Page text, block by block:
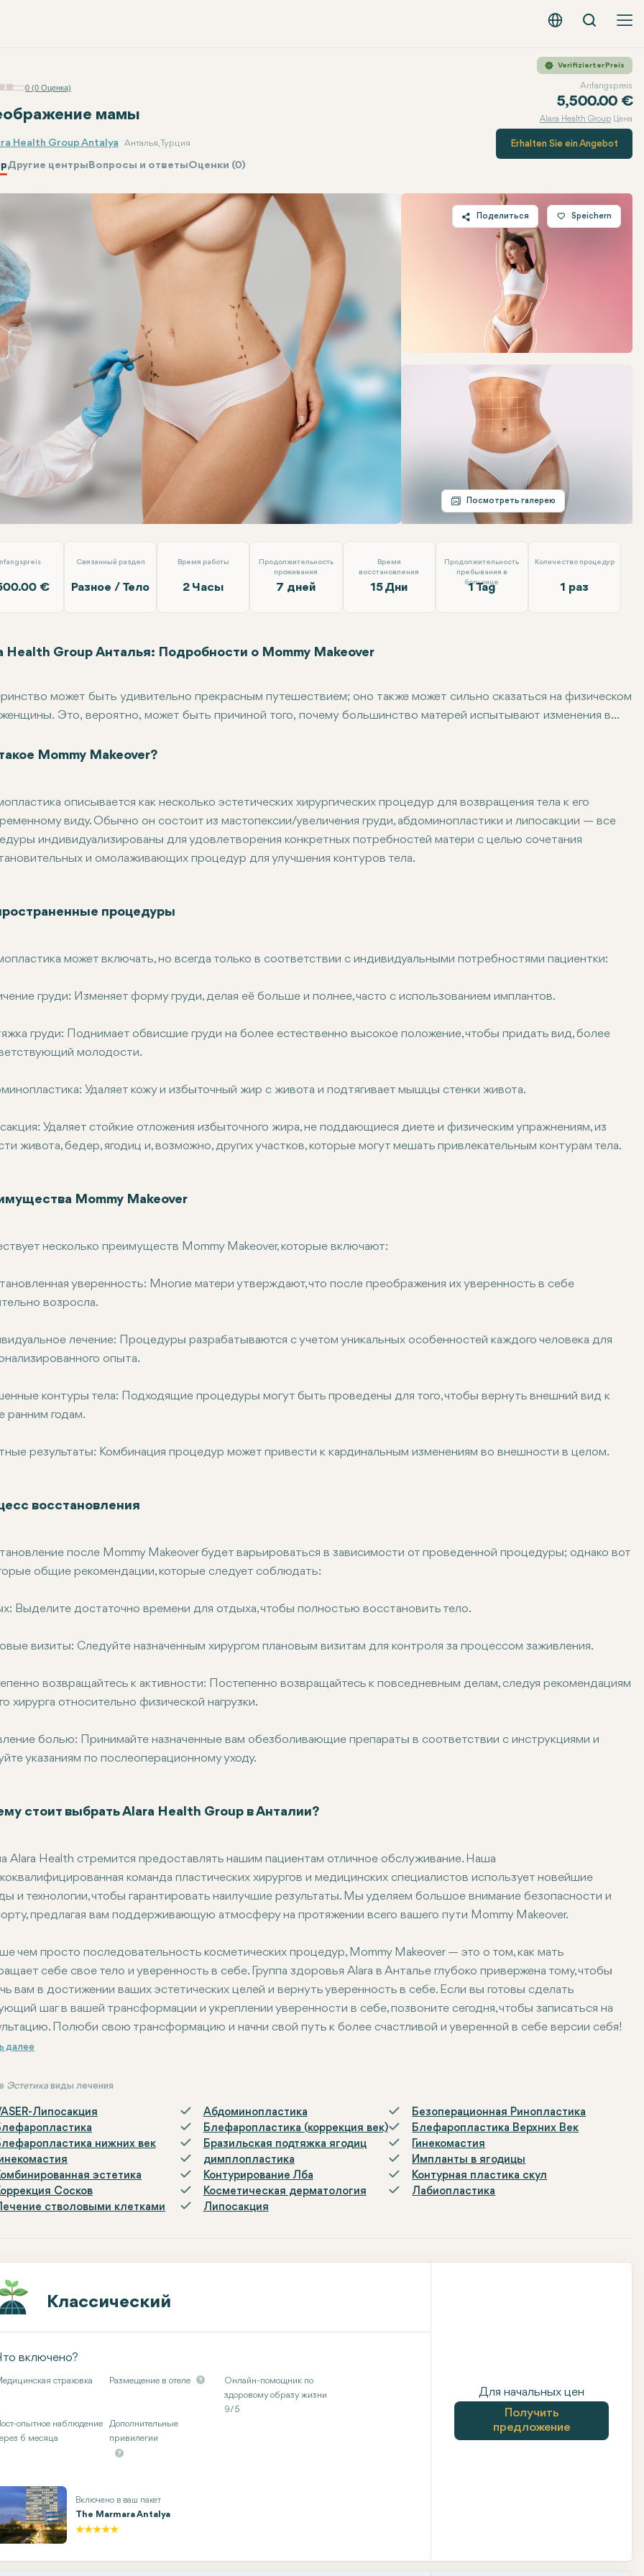
Русский - EUR
Вызов
0 (0 Оценка)
мамы
Health Group Antalya Анталья, Турция
Другие центрыВопросы и ответыОценки (0)
Verifizierter Preis
Anfangspreis
5,500.00 €
Alara Health Group Цена
Erhalten Sie ein Angebot
Поделиться
Facebook
Linkedin
WhatsApp
Telegram
Электронная почта
Speichern
Посмотреть галерею
€
Связанный раздел
Разное / Тело
Время работы
2 Часы
Продолжительность
проживания
7 дней
Время
восстановления
15 Дни
Продолжительность
пребывания в
больнице
1 Tag
Количество процедур
1 раз
Health Group Анталья: Подробности о Mommy Makeover
может быть удивительно прекрасным путешествием; оно также может сильно сказаться на физическом
Это, вероятно, может быть причиной того, почему большинство матерей испытывают изменения в
состояния матерей и предлагаем им так называемый "Mommy Makeover" — персонализированную
обычно состоит из нескольких хирургических компонентов, таких как подтяжка груди,
и липосакция, которые индивидуально подбираются в соответствии с конкретными проблемными
которые беспокоят маму. В Alara Health Group наша профессиональная команда стремится уделять
Mommy Makeover?
описывается как несколько эстетических хирургических процедур для возвращения тела к его
виду. Обычно он состоит из мастопексии/увеличения груди, абдоминопластики и липосакции — все
индивидуализированы для удовлетворения конкретных потребностей матери с целью сочетания
и омолаживающих процедур для улучшения контуров тела.
процедуры
может включать, но всегда только в соответствии с индивидуальными потребностями пациентки:
груди: Изменяет форму груди, делая её больше и полнее, часто с использованием имплантов.
груди: Поднимает обвисшие груди на более естественно высокое положение, чтобы придать вид, более
молодости.
Удаляет кожу и избыточный жир с живота и подтягивает мышцы стенки живота.
Удаляет стойкие отложения избыточного жира, не поддающиеся диете и физическим упражнениям, из
живота, бедер, ягодиц и, возможно, других участков, которые могут мешать привлекательным контурам тела.
Mommy Makeover
несколько преимуществ Mommy Makeover, которые включают:
уверенность: Многие матери утверждают, что после преображения их уверенность в себе
возросла.
лечение: Процедуры разрабатываются с учетом уникальных особенностей каждого человека для
опыта.
контуры тела: Подходящие процедуры могут быть проведены для того, чтобы вернуть внешний вид к
ранним годам.
результаты: Комбинация процедур может привести к кардинальным изменениям во внешности в целом.
восстановления
после Mommy Makeover будет варьироваться в зависимости от проведенной процедуры; однако вот
общие рекомендации, которые следует соблюдать:
Выделите достаточно времени для отдыха, чтобы полностью восстановить тело.
визиты: Следуйте назначенным хирургом плановым визитам для контроля за процессом заживления.
возвращайтесь к активности: Постепенно возвращайтесь к повседневным делам, следуя рекомендациям
хирурга относительно физической нагрузки.
болью: Принимайте назначенные вам обезболивающие препараты в соответствии с инструкциями и
указаниям по послеоперационному уходу.
стоит выбрать Alara Health Group в Анталии?
Alara Health стремится предоставлять нашим пациентам отличное обслуживание. Наша
команда пластических хирургов и медицинских специалистов использует новейшие
и технологии, чтобы гарантировать наилучшие результаты. Мы уделяем большое внимание безопасности и
предлагая вам поддерживающую атмосферу на протяжении всего вашего пути Mommy Makeover.
чем просто последовательность косметических процедур, Mommy Makeover — это о том, как мать
себе свое тело и уверенность в себе. Группа здоровья Alara в Анталье глубоко привержена тому, чтобы
вам в достижении ваших эстетических целей и вернуть уверенность в себе. Если вы готовы сделать
шаг в вашей трансформации и укреплении уверенности в себе, позвоните сегодня, чтобы записаться на
Полюби свою трансформацию и начни свой путь к более счастливой и уверенной в себе версии себя!
Эстетика виды лечения
Липосакция Абдоминопластика
Безоперационная Ринопластика
Блефаропластика (коррекция век)
Блефаропластика Верхних Век
нижних век
Бразильская подтяжка ягодиц
Гинекомастия
димплопластика
Импланты в ягодицы
эстетика
Контурирование Лба
Контурная пластика скул
Сосков
Косметическая дерматология
Лабиопластика
стволовыми клетками
Липосакция
Классический
включено?
страховка Размещение в отеле
Онлайн-помощник по
здоровому образу жизни
9/5
Пост-опытное наблюдение
6 месяца
Дополнительные
привилегии
Включено в ваш пакет
The Marmara Antalya
Для начальных цен
Получить
предложение